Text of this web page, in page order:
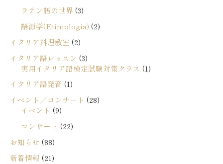
ラテン語の世界 (3)
語源学(Etimologia) (2)
イタリア料理教室 (2)
イタリア語レッスン (3)
実用イタリア語検定試験対策クラス (1)
イタリア語発音 (1)
イベント／コンサート (28)
イベント (9)
コンサート (22)
お知らせ (88)
新着情報 (21)